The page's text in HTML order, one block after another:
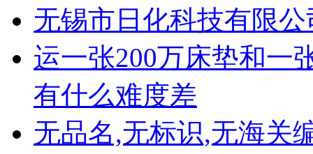
无锡市日化科技有限
运一张200万床垫和一
有什么难度差
无品名,无标识,无海关